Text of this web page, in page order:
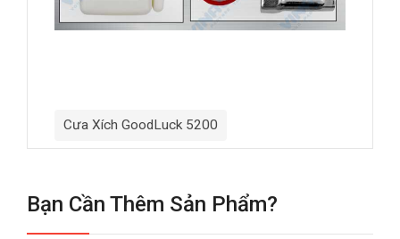
Cưa Xích GoodLuck 5200
Bạn Cần Thêm Sản Phẩm?